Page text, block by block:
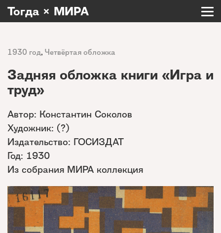
Тогда × МИРА
1930 год, Четвёртая обложка
Задняя обложка книги «Игра и
труд»
Автор: Константин Соколов
Художник: (?)
Издательство: ГОСИЗДАТ
Год: 1930
Из собрания МИРА коллекция